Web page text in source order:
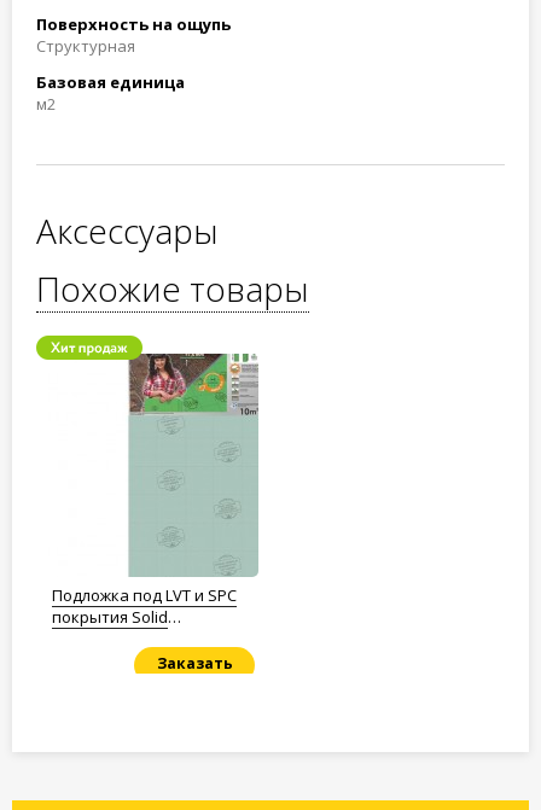
Поверхность на ощупь
Структурная
Базовая единица
м2
Аксессуары
Похожие товары
Подложка под LVT и SPC
покрытия Solid
Заказать